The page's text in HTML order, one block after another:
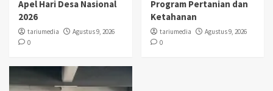
Apel Hari Desa Nasional
2026
tariumedia
Agustus 9, 2026
0
Program Pertanian dan
Ketahanan
tariumedia
Agustus 9, 2026
0